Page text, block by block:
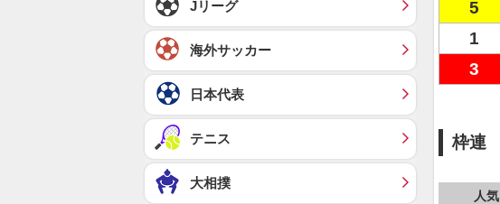
5
1
3
枠連
人気
Jリーグ
海外サッカー
日本代表
テニス
大相撲